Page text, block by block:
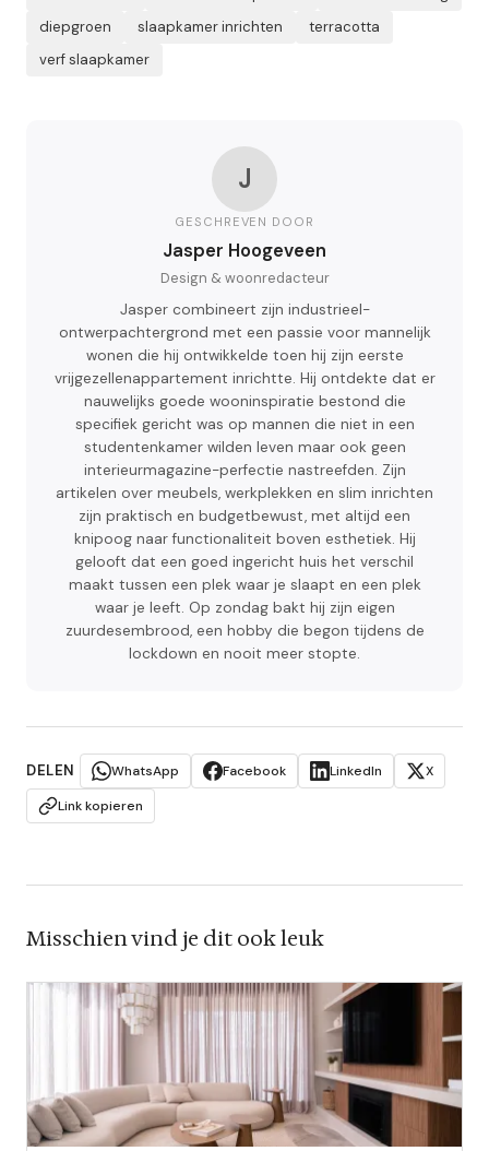
diepgroen
slaapkamer inrichten
terracotta
verf slaapkamer
J
GESCHREVEN DOOR
Jasper Hoogeveen
Design & woonredacteur
Jasper combineert zijn industrieel-
ontwerpachtergrond met een passie voor mannelijk
wonen die hij ontwikkelde toen hij zijn eerste
vrijgezellenappartement inrichtte. Hij ontdekte dat er
nauwelijks goede wooninspiratie bestond die
specifiek gericht was op mannen die niet in een
studentenkamer wilden leven maar ook geen
interieurmagazine-perfectie nastreefden. Zijn
artikelen over meubels, werkplekken en slim inrichten
zijn praktisch en budgetbewust, met altijd een
knipoog naar functionaliteit boven esthetiek. Hij
gelooft dat een goed ingericht huis het verschil
maakt tussen een plek waar je slaapt en een plek
waar je leeft. Op zondag bakt hij zijn eigen
zuurdesembrood, een hobby die begon tijdens de
lockdown en nooit meer stopte.
DELEN WhatsApp Facebook LinkedIn
X
Link kopieren
Misschien vind je dit ook leuk